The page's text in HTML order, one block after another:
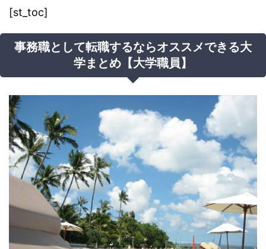
[st_toc]
事務職として転職するならオススメできる大
学まとめ【大学職員】